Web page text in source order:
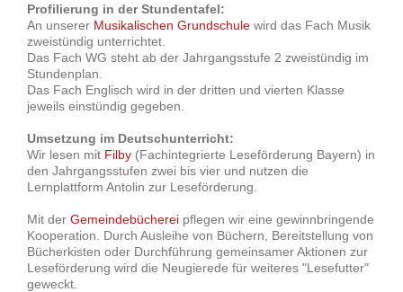
Profilierung in der Stundentafel:
An unserer Musikalischen Grundschule wird das Fach Musik
zweistündig unterrichtet.
Das Fach WG steht ab der Jahrgangsstufe 2 zweistündig im
Stundenplan.
Das Fach Englisch wird in der dritten und vierten Klasse
jeweils einstündig gegeben.
Umsetzung im Deutschunterricht:
Wir lesen mit Filby (Fachintegrierte Leseförderung Bayern) in
den Jahrgangsstufen zwei bis vier und nutzen die
Lernplattform Antolin zur Leseförderung.
Mit der Gemeindebücherei pflegen wir eine gewinnbringende
Kooperation. Durch Ausleihe von Büchern, Bereitstellung von
Bücherkisten oder Durchführung gemeinsamer Aktionen zur
Leseförderung wird die Neugierede für weiteres "Lesefutter"
geweckt.